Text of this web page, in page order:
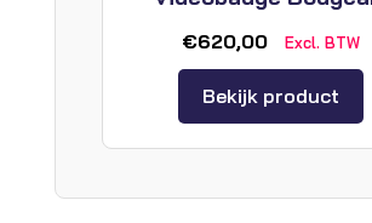
€620,00 Excl. BTW
Bekijk product